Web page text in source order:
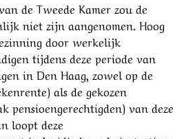
de Tweede Kamer zou de
niet zijn aangenomen. Hoog
door werkelijk
tijdens deze periode van
in Den Haag, zowel op de
als de gekozen
pensioengerechtigden) van deze
loopt deze